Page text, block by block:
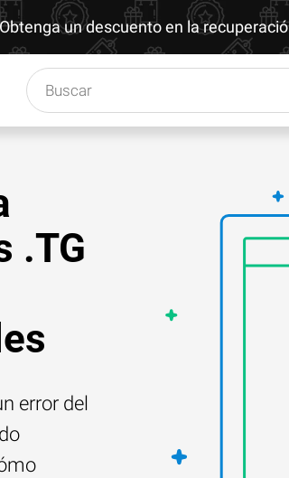
un descuento en la
.TG
error del